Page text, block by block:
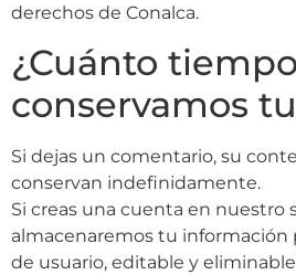
derechos de Conalca.
¿Cuánto tiempo
conservamos
Si dejas un comentario, su
conservan indefinidamente.
Si creas una cuenta en nuestro
almacenaremos tu información
de usuario, editable y